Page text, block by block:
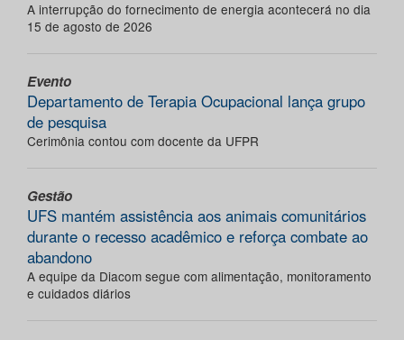
A interrupção do fornecimento de energia acontecerá no dia
15 de agosto de 2026
Evento
Departamento de Terapia Ocupacional lança grupo
de pesquisa
Cerimônia contou com docente da UFPR
Gestão
UFS mantém assistência aos animais comunitários
durante o recesso acadêmico e reforça combate ao
abandono
A equipe da Diacom segue com alimentação, monitoramento
e cuidados diários